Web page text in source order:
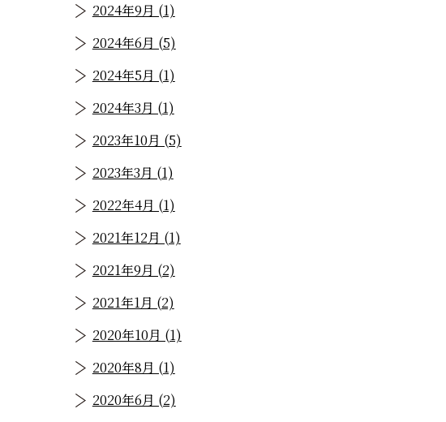
2024年9月 (1)
2024年6月 (5)
2024年5月 (1)
2024年3月 (1)
2023年10月 (5)
2023年3月 (1)
2022年4月 (1)
2021年12月 (1)
2021年9月 (2)
2021年1月 (2)
2020年10月 (1)
2020年8月 (1)
2020年6月 (2)